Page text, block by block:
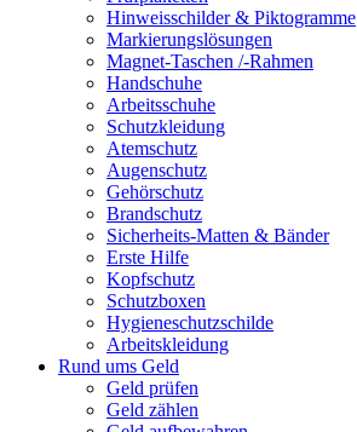
Hinweisschilder & Piktogramme
Markierungslösungen
Magnet-Taschen /-Rahmen
Handschuhe
Arbeitsschuhe
Schutzkleidung
Atemschutz
Augenschutz
Gehörschutz
Brandschutz
Sicherheits-Matten & Bänder
Erste Hilfe
Kopfschutz
Schutzboxen
Hygieneschutzschilde
Arbeitskleidung
Rund ums Geld
Geld prüfen
Geld zählen